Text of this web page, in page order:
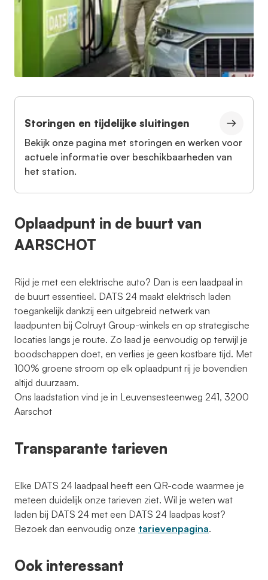
Storingen en tijdelijke sluitingen
Bekijk onze pagina met storingen en werken voor
actuele informatie over beschikbaarheden van
het station.
Oplaadpunt in de buurt van
AARSCHOT
Rijd je met een elektrische auto? Dan is een laadpaal in
de buurt essentieel. DATS 24 maakt elektrisch laden
toegankelijk dankzij een uitgebreid netwerk van
laadpunten bij Colruyt Group-winkels en op strategische
locaties langs je route. Zo laad je eenvoudig op terwijl je
boodschappen doet, en verlies je geen kostbare tijd. Met
100% groene stroom op elk oplaadpunt rij je bovendien
altijd duurzaam.
Ons laadstation vind je in Leuvensesteenweg 241, 3200
Aarschot
Transparante tarieven
Elke DATS 24 laadpaal heeft een QR-code waarmee je
meteen duidelijk onze tarieven ziet. Wil je weten wat
laden bij DATS 24 met een DATS 24 laadpas kost?
Bezoek dan eenvoudig onze tarievenpagina.
Ook interessant